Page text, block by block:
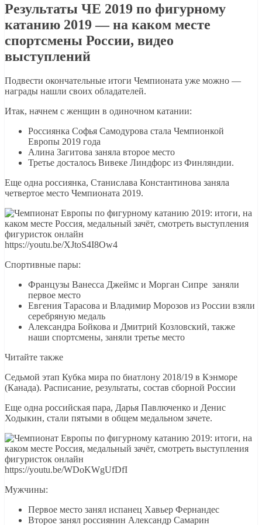
Результаты ЧЕ 2019 по фигурному
катанию 2019 — на каком месте
спортсмены России, видео
выступлений
Подвести окончательные итоги Чемпионата уже можно —
награды нашли своих обладателей.
Итак, начнем с женщин в одиночном катании:
Россиянка Софья Самодурова стала Чемпионкой
Европы 2019 года
Алина Загитова заняла второе место
Третье досталось Вивеке Линдфорс из Финляндии.
Еще одна россиянка, Станислава Константинова заняла
четвертое место Чемпионата 2019.
https://youtu.be/XJtoS4I8Ow4
Спортивные пары:
Французы Ванесса Джеймс и Морган Сипре заняли
первое место
Евгения Тарасова и Владимир Морозов из России взяли
серебряную медаль
Александра Бойкова и Дмитрий Козловский, также
наши спортсмены, заняли третье место
Читайте также
Седьмой этап Кубка мира по биатлону 2018/19 в Кэнморе
(Канада). Расписание, результаты, состав сборной России
Еще одна российская пара, Дарья Павлюченко и Денис
Ходыкин, стали пятыми в общем медальном зачете.
https://youtu.be/WDoKWgUfDfI
Мужчины:
Первое место занял испанец Хавьер Фернандес
Второе занял россиянин Александр Самарин